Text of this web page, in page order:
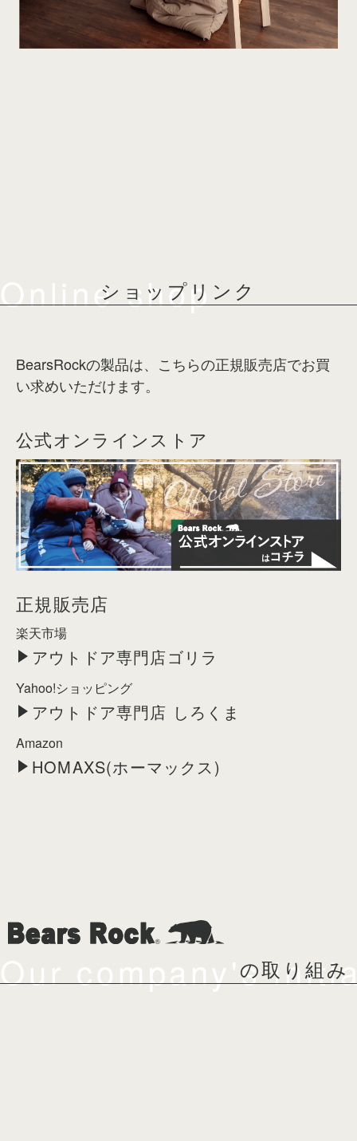
Online shop
ショップリンク
BearsRockの製品は、こちらの正規販売店でお買
い求めいただけます。
公式オンラインストア
正規販売店
楽天市場
アウトドア専門店ゴリラ
Yahoo!ショッピング
アウトドア専門店 しろくま
Amazon
HOMAXS(ホーマックス)
Our company'sの取り組み